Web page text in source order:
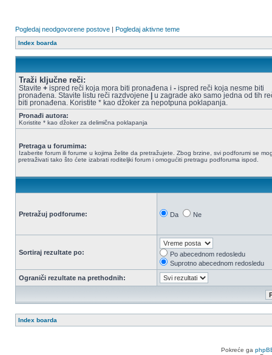
Pogledaj neodgovorene postove | Pogledaj aktivne teme
Index boarda
Traži ključne reči:
Stavite + ispred reči koja mora biti pronađena i - ispred reči koja nesme biti
pronađena. Stavite listu reči razdvojene
u zagrade ako samo jedna od tih
biti pronađena. Koristite * kao džoker za nepotpuna poklapanja.
Pronađi autora:
Koristite * kao džoker za delimična poklapanja
Pretraga u forumima:
Izaberite forum ili forume u kojima želite da pretražujete. Zbog brzine, svi podforumi se
pretraživati tako što ćete izabrati roditeljki forum i omogućiti pretragu podforuma ispod.
Pretražuj podforume: Da Ne
Sortiraj rezultate po:
Po abecednom redosledu
Suprotno abecednom redosledu
Ograniči rezultate na prethodnih:
Index boarda
Pokreće ga